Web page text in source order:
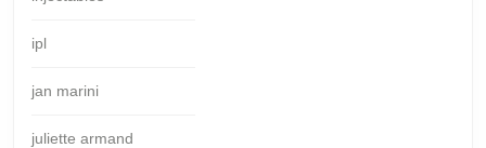
ipl
jan marini
juliette armand